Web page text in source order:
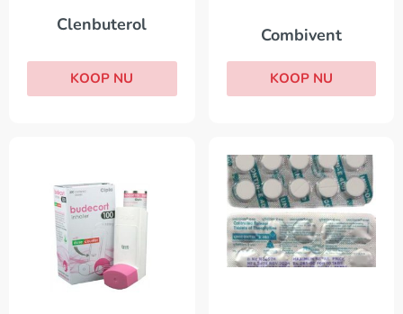
Clenbuterol
KOOP NU
Combivent
KOOP NU